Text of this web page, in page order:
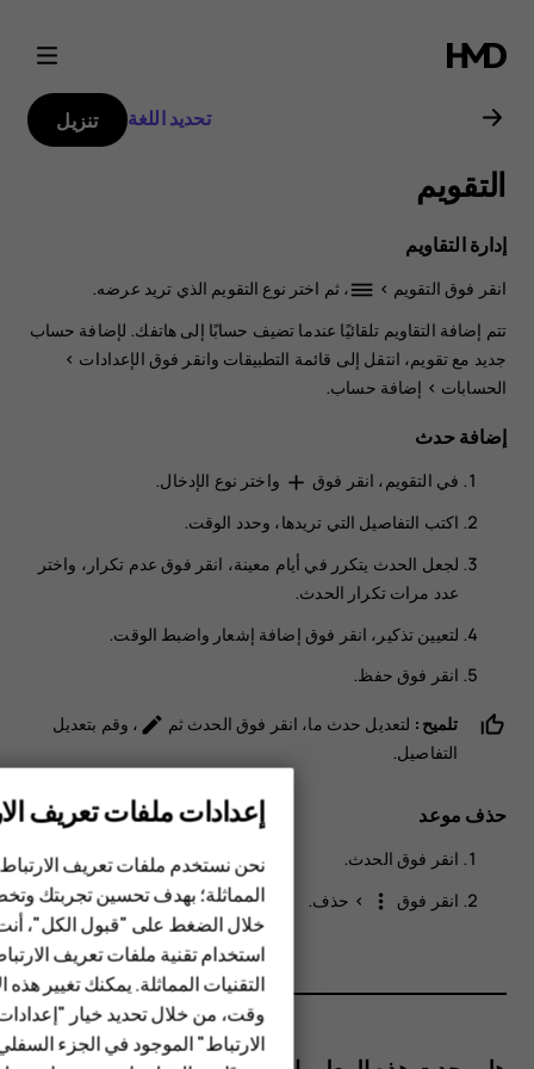
دليل
مستخدم
Nokia
G21
الهواتف الذكية
الهواتف المميزة
تحديد اللغة تنزيل
التقويم
إدارة التقاويم
انقر فوق التقويم >
dehaze، ثم اختر نوع التقويم الذي تريد عرضه.
تتم إضافة التقاويم تلقائيًا عندما تضيف حسابًا إلى هاتفك. لإضافة حساب
جديد مع تقويم، انتقل إلى ‏قائمة التطبيقات وانقر فوق الإعدادات >
الحسابات > إضافة حساب.
إضافة حدث
في التقويم، انقر فوق add واختر نوع الإدخال.
اكتب التفاصيل التي تريدها، وحدد الوقت.
لجعل الحدث يتكرر في أيام معينة، انقر فوق عدم تكرار ، واختر
عدد مرات تكرار الحدث.
لتعيين تذكير، انقر فوق إضافة إشعار واضبط الوقت.
انقر فوق حفظ.
تلميح: لتعديل حدث ما، انقر فوق الحدث ثم mode_edit ، وقم بتعديل
التفاصيل.
حذف موعد
انقر فوق الحدث.
انقر فوق more_vert
> حذف.
إعدادات ملفات تعريف
نحن نستخدم ملفات تعريف
المماثلة؛ بهدف تحسين تجربتك
خلال الضغط على "قبول الكل"،
استخدام تقنية ملفات تعريف
التقنيات المماثلة. يمكنك تغيير
وقت، من خلال تحديد خيار
الارتباط" الموجود في الجزء